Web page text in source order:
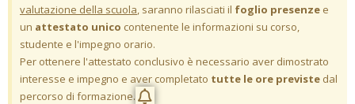
valutazione della scuola, saranno rilasciati il foglio presenze e
un attestato unico contenente le informazioni su corso,
studente e l'impegno orario.
Per ottenere l'attestato conclusivo è necessario aver dimostrato
interesse e impegno e aver completato tutte le ore previste dal
percorso di formazione.